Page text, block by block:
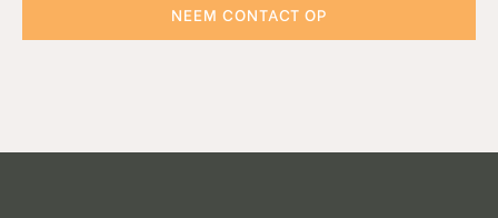
NEEM CONTACT OP